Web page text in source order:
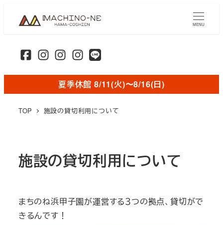
ン
MENU
夏季休館 8/11(火)〜8/16(日)
TOP 施設の貸切利用について
施設の貸切利用について
まちのね浜甲子園が運営する３つの拠点、貸切がで
きるんです！